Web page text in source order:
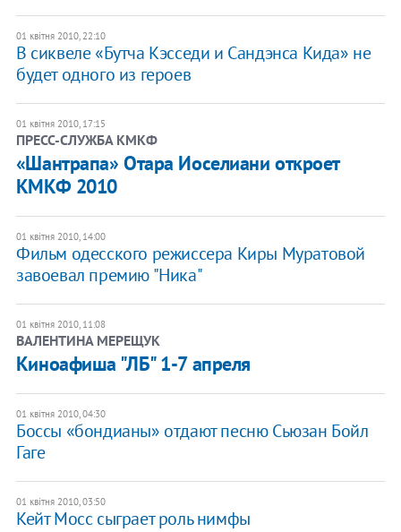
01 квітня 2010, 22:10
В сиквеле «Бутча Кэсседи и Сандэнса Кида» не
будет одного из героев
01 квітня 2010, 17:15
ПРЕСС-СЛУЖБА КМКФ
«Шантрапа» Отара Иоселиани откроет
КМКФ 2010
01 квітня 2010, 14:00
Фильм одесского режиссера Киры Муратовой
завоевал премию "Ника"
01 квітня 2010, 11:08
ВАЛЕНТИНА МЕРЕЩУК
Киноафиша "ЛБ" 1-7 апреля
01 квітня 2010, 04:30
Боссы «бондианы» отдают песню Сьюзан Бойл
Гаге
01 квітня 2010, 03:50
Кейт Мосс сыграет роль нимфы